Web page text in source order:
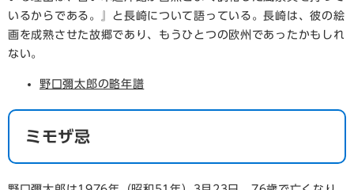
いるからである。』と長崎について語っている。長崎は、彼の絵
画を成熟させた故郷であり、もうひとつの欧州であったかもしれ
ない。
野口彌太郎の略年譜
ミモザ忌